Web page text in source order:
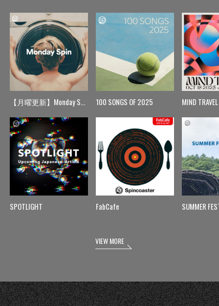
【月曜更新】Monday Spin
SPOTLIGHT
100 SONGS OF 2025
FabCafe
MIND TRAVEL
SUMMER
VIEW MORE